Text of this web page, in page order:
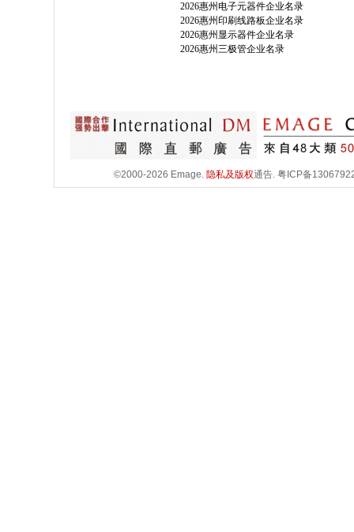
2026惠州电子元器件企业名录
2026惠州印刷线路板企业名录
2026惠州显示器件企业名录
2026惠州三极管企业名录
©2000-2026 Emage. 隐私及版权通告. 粤ICP备